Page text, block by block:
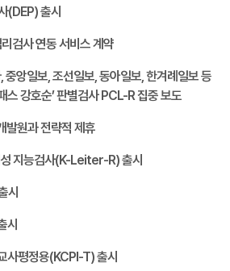
(DEP) 출시
검사 연동 서비스 계약
중앙일보, 조선일보, 동아일보, 한겨례일보 등
스 강호순’ 판별검사 PCL-R 집중 보도
발원과 전략적 제휴
지능검사(K-Leiter-R) 출시
시
시
사평정용(KCPI-T) 출시